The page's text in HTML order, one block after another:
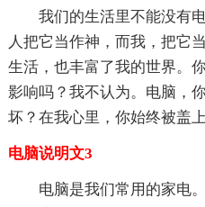
我们的生活里不能没有电
人把它当作神，而我，把它
生活，也丰富了我的世界。
影响吗？我不认为。电脑，
坏？在我心里，你始终被盖
电脑说明文3
电脑是我们常用的家电。